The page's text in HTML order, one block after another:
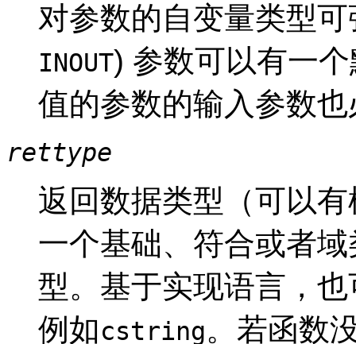
对参数的自变量类型
INOUT) 参数可以有一
值的参数的输入参数
rettype
返回数据类型（可以
一个基础、符合或者
型。基于实现语言，
例如cstring。若函数